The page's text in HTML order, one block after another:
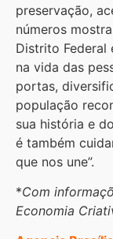
preservação,
números
Distrito Federal
na vida das
portas,
população
sua história e
é também
que nos une”.
*Com
Economia